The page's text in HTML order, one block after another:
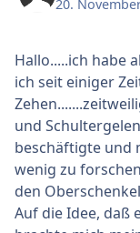
20.
Hallo.....ich habe
ich seit einiger
und
beschäftigte und
wenig zu
den
Auf die Idee, daß